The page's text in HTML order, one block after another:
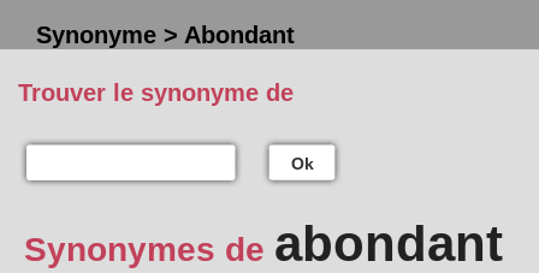
Synonyme > Abondant
Trouver le synonyme de
Ok
Synonymes de abondant